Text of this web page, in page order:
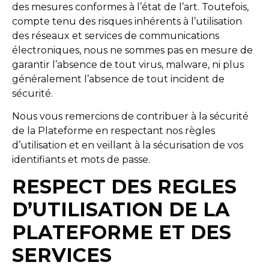
des mesures conformes à l’état de l’art. Toutefois,
compte tenu des risques inhérents à l’utilisation
des réseaux et services de communications
électroniques, nous ne sommes pas en mesure de
garantir l’absence de tout virus, malware, ni plus
généralement l’absence de tout incident de
sécurité.
Nous vous remercions de contribuer à la sécurité
de la Plateforme en respectant nos règles
d’utilisation et en veillant à la sécurisation de vos
identifiants et mots de passe.
RESPECT DES REGLES
D’UTILISATION DE LA
PLATEFORME ET DES
SERVICES